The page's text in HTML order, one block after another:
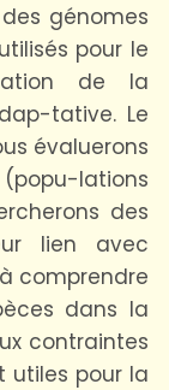
génomes
pour le
de la
tative. Le
évaluerons
lations
des
lien avec
comprendre
dans la
contraintes
utiles pour la